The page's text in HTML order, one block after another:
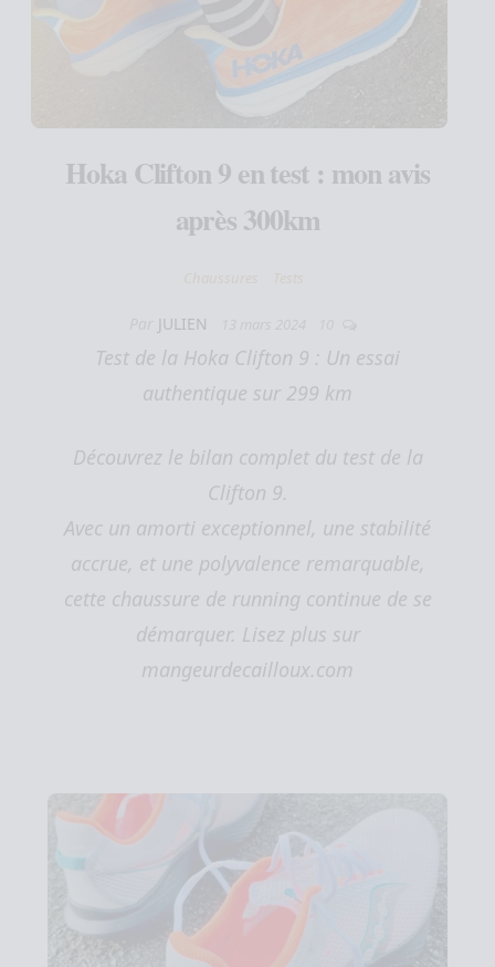
Hoka Clifton 9 en test : mon avis
après 300km
Chaussures Tests
JULIEN
Test de la Hoka Clifton 9 : Un essai
authentique sur 299 km
Découvrez le bilan complet du test de la
Clifton 9.
Avec un amorti exceptionnel, une stabilité
accrue, et une polyvalence remarquable,
cette chaussure de running continue de se
démarquer. Lisez plus sur
mangeurdecailloux.com